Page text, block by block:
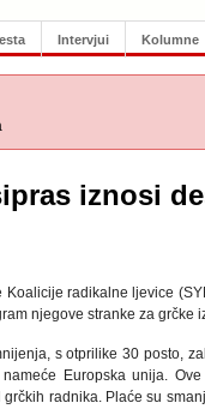
Intervjui Kolumne
iznosi
Koalicije radikalne ljevice
njegove stranke za grčke
s otprilike 30 posto,
Europska unija.
radnika. Plaće su